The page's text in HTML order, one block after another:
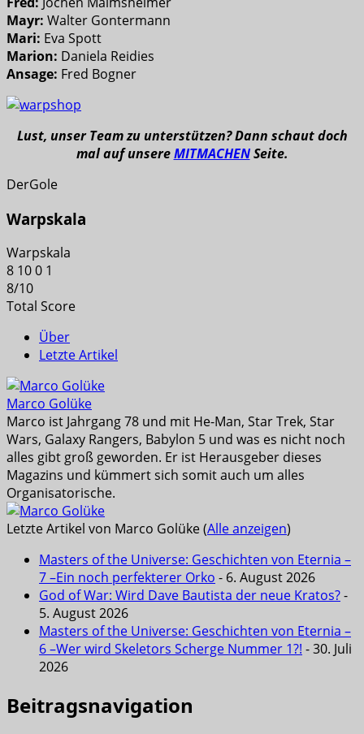
Mayr: Walter Gontermann
Mari: Eva Spott
Marion: Daniela Reidies
Ansage: Fred Bogner
Lust, unser Team zu unterstützen? Dann schaut doch
mal auf unsereMITMACHENSeite.
DerGole
Warpskala
Warpskala
8 100 1
8/10
Total Score
Über
Letzte Artikel
Marco Golüke
Marco ist Jahrgang 78 und mit He-Man, Star Trek, Star
Wars, Galaxy Rangers, Babylon 5 und was es nicht noch
alles gibt groß geworden. Er ist Herausgeber dieses
Magazins und kümmert sich somit auch um alles
Organisatorische.
Letzte Artikel von Marco Golüke(Alle anzeigen)
Masters of the Universe: Geschichten von Eternia –
7 –Ein noch perfekterer Orko - 6. August 2026
God of War: Wird Dave Bautista der neue Kratos?-
5. August 2026
Masters of the Universe: Geschichten von Eternia –
6 –Wer wird Skeletors Scherge Nummer 1?! - 30. Juli
2026
Beitragsnavigation